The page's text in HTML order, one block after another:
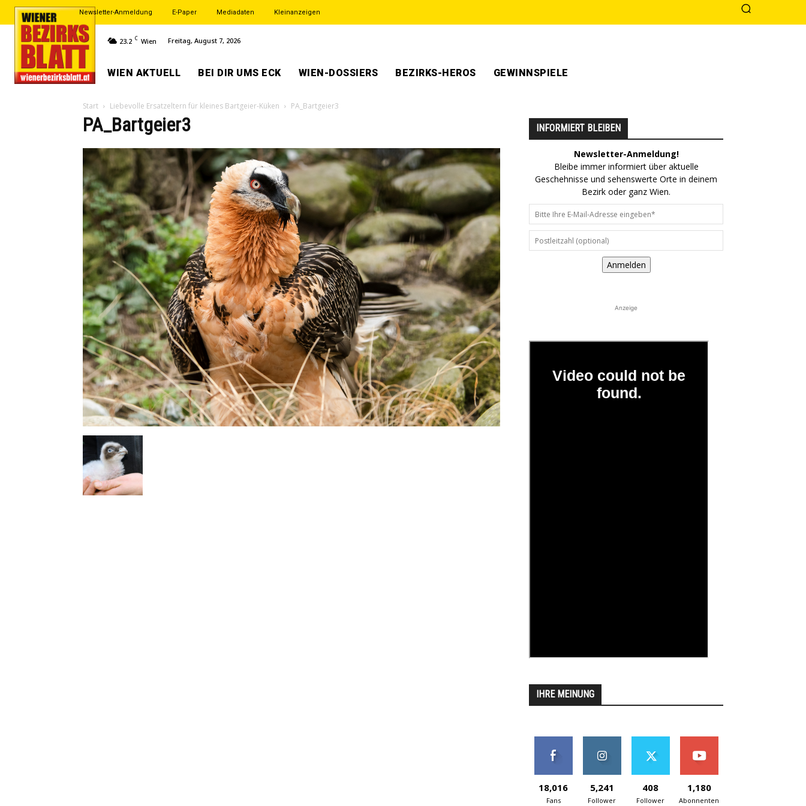
Newsletter-Anmeldung E-Paper Mediadaten Kleinanzeigen
23.2 C Wien Freitag, August 7, 2026
WIEN AKTUELL BEI DIR UMS ECK WIEN-DOSSIERS BEZIRKS-HEROS GEWINNSPIELE
Start Liebevolle Ersatzeltern für kleines Bartgeier-Küken PA_Bartgeier3
PA_Bartgeier3 INFORMIERT BLEIBEN
Newsletter-Anmeldung!
Bleibe immer informiert über aktuelle
Geschehnisse und sehenswerte Orte in deinem
Bezirk oder ganz Wien.
Anmelden
Anzeige
IHRE MEINUNG
18,016
Fans
5,241
Follower
408
Follower
1,180
Abonnenten